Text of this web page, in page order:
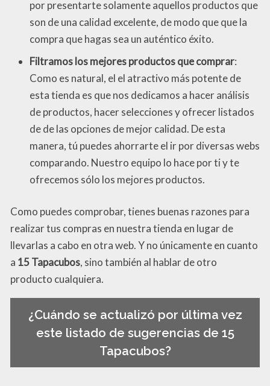
por presentarte solamente aquellos productos que
son de una calidad excelente, de modo que que la
compra que hagas sea un auténtico éxito.
Filtramos los mejores productos que comprar:
Como es natural, el el atractivo más potente de
esta tienda es que nos dedicamos a hacer análisis
de productos, hacer selecciones y ofrecer listados
de de las opciones de mejor calidad. De esta
manera, tú puedes ahorrarte el ir por diversas webs
comparando. Nuestro equipo lo hace por ti y te
ofrecemos sólo los mejores productos.
Como puedes comprobar, tienes buenas razones para
realizar tus compras en nuestra tienda en lugar de
llevarlas a cabo en otra web. Y no únicamente en cuanto
a 15 Tapacubos, sino también al hablar de otro
producto cualquiera.
¿Cuándo se actualizó por última vez
este listado de sugerencias de 15
Tapacubos?